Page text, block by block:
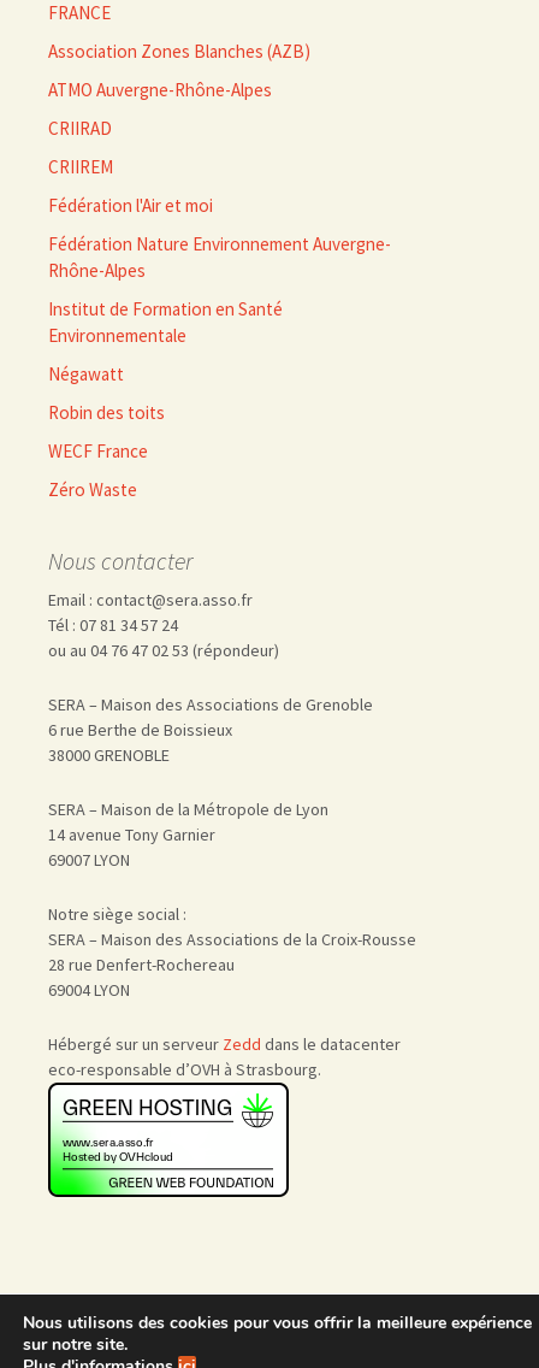
FRANCE
Association Zones Blanches (AZB)
ATMO Auvergne-Rhône-Alpes
CRIIRAD
CRIIREM
Fédération l'Air et moi
Fédération Nature Environnement Auvergne-
Rhône-Alpes
Institut de Formation en Santé
Environnementale
Négawatt
Robin des toits
WECF France
Zéro Waste
Nous contacter
Email : contact@sera.asso.fr
Tél : 07 81 34 57 24
ou au 04 76 47 02 53 (répondeur)
SERA – Maison des Associations de Grenoble
6 rue Berthe de Boissieux
38000 GRENOBLE
SERA – Maison de la Métropole de Lyon
14 avenue Tony Garnier
69007 LYON
Notre siège social :
SERA – Maison des Associations de la Croix-Rousse
28 rue Denfert-Rochereau
69004 LYON
Hébergé sur un serveur Zedd dans le datacenter
eco-responsable d’OVH à Strasbourg.
Accueil | Nous rejoindre
Admin
Nous utilisons des cookies pour vous offrir la meilleure expérience
sur notre site.